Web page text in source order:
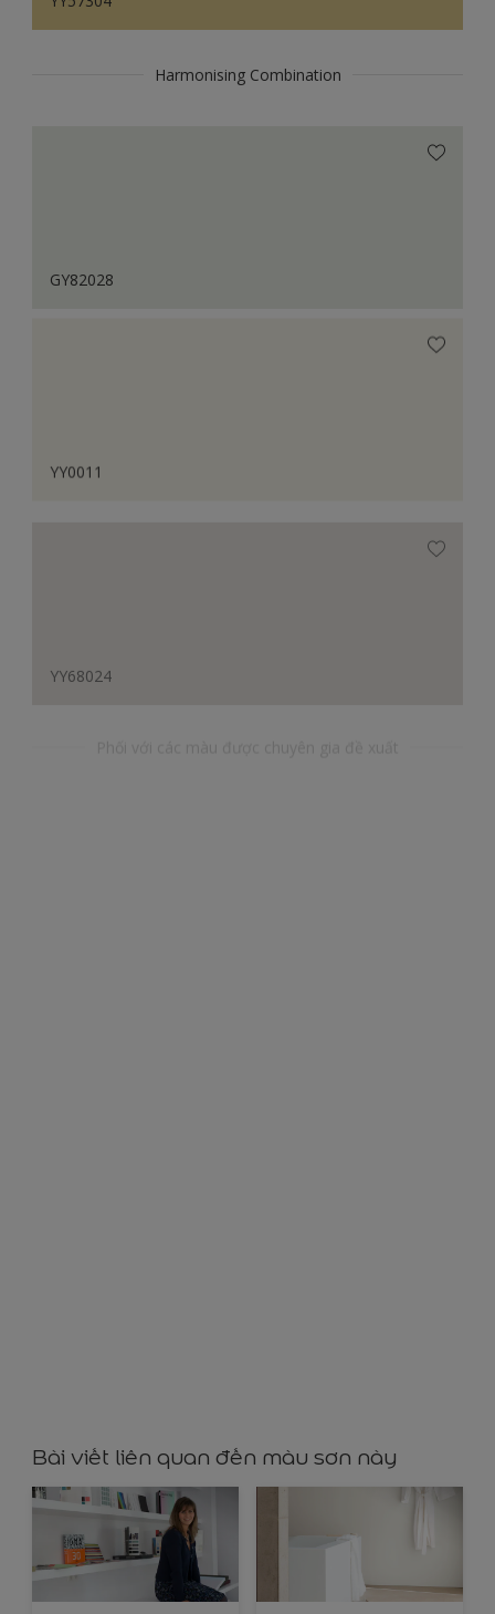
Harmonising Combination
GY82028
YY0011
Bài viết liên quan đến màu sơn này